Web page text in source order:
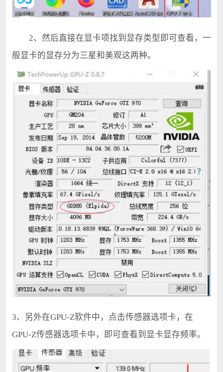
2、然后直接在显卡项找到显存类型即可查看，一
般显卡的显存分为三星和美观这两种。
3、另外在GPU-Z软件中，点击传感器选项卡，在
GPU-Z传感器选项卡中，即可查看到显卡显存频率。